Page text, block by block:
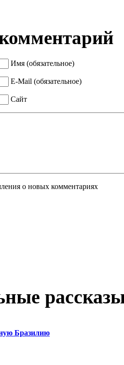
Имя (обязательное)
E-Mail (обязательное)
Сайт
о новых комментариях
Бразилию